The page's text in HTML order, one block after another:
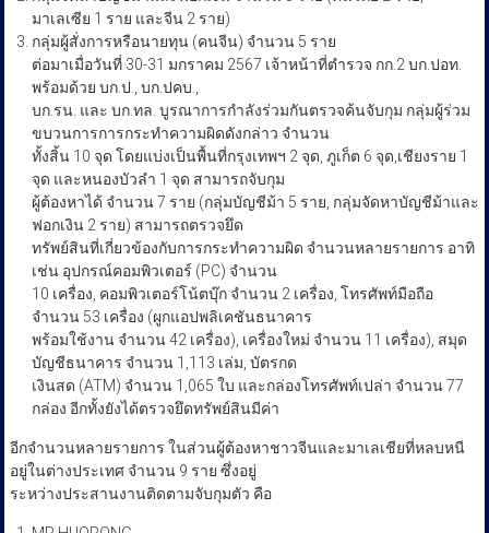
มาเลเซีย 1 ราย และจีน 2 ราย)
กลุ่มผู้สั่งการหรือนายทุน (คนจีน) จำนวน 5 ราย
ต่อมาเมื่อวันที่ 30-31 มกราคม 2567 เจ้าหน้าที่ตำรวจ กก.2 บก.ปอท.
พร้อมด้วย บก.ป., บก.ปคบ.,
บก.รน. และ บก.ทล. บูรณาการกำลังร่วมกันตรวจค้นจับกุม กลุ่มผู้ร่วม
ขบวนการการกระทำความผิดดังกล่าว จำนวน
ทั้งสิ้น 10 จุด โดยแบ่งเป็นพื้นที่กรุงเทพฯ 2 จุด, ภูเก็ต 6 จุด,เชียงราย 1
จุด และหนองบัวลำ 1 จุด สามารถจับกุม
ผู้ต้องหาได้ จำนวน 7 ราย (กลุ่มบัญชีม้า 5 ราย, กลุ่มจัดหาบัญชีม้าและ
ฟอกเงิน 2 ราย) สามารถตรวจยึด
ทรัพย์สินที่เกี่ยวข้องกับการกระทำความผิด จำนวนหลายรายการ อาทิ
เช่น อุปกรณ์คอมพิวเตอร์ (PC) จำนวน
10 เครื่อง, คอมพิวเตอร์โน้ตบุ๊ก จำนวน 2 เครื่อง, โทรศัพท์มือถือ
จำนวน 53 เครื่อง (ผูกแอปพลิเคชันธนาคาร
พร้อมใช้งาน จำนวน 42 เครื่อง), เครื่องใหม่ จำนวน 11 เครื่อง), สมุด
บัญชีธนาคาร จำนวน 1,113 เล่ม, บัตรกด
เงินสด (ATM) จำนวน 1,065 ใบ และกล่องโทรศัพท์เปล่า จำนวน 77
กล่อง อีกทั้งยังได้ตรวจยึดทรัพย์สินมีค่า
อีกจำนวนหลายรายการ ในส่วนผู้ต้องหาชาวจีนและมาเลเชียที่หลบหนี
อยู่ในต่างประเทศ จำนวน 9 ราย ซึ่งอยู่
ระหว่างประสานงานติดตามจับกุมตัว คือ